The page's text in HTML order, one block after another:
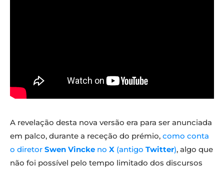
A revelação desta nova versão era para ser anunciada
em palco, durante a receção do prémio, como conta
o diretor Swen Vincke no X (antigo Twitter), algo que
não foi possível pelo tempo limitado dos discursos